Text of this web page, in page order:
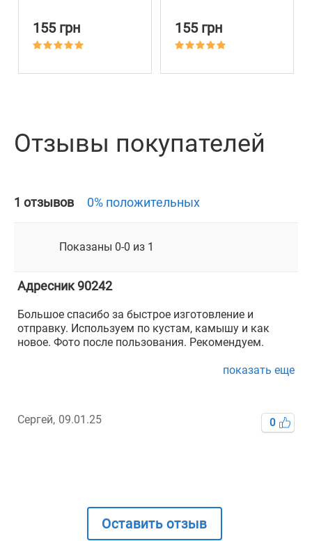
Пластиковой пряжкой
BronzeDog Active
155 грн
Пластиковой пряжкой
BronzeDog Active
155 грн
Отзывы покупателей
1 отзывов 0% положительных
Показаны 0-0 из 1
Адресник 90242
Большое спасибо за быстрое изготовление и
отправку. Используем по кустам, камышу и как
новое. Фото после пользования. Рекомендуем.
показать еще
Сергей, 09.01.25 0
Оставить отзыв